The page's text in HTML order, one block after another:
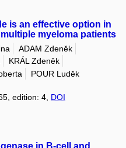
is an effective option in
myeloma patients
ADAM Zdeněk
KRÁL Zdeněk
POUR Luděk
edition: 4, DOI
in B-cell and